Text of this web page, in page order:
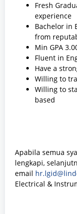
Fresh
experience
Bachelor in
from
Min GPA
Fluent in
Have a
Willing to
Willing to
based
Apabila semua
lengkapi,
email
Electrical &